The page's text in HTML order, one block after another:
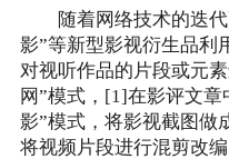
随着网络技术的迭代
影”等新型影视衍生品利
对视听作品的片段或元
网”模式，[1]在影评文
影”模式，将影视截图做
将视频片段进行混剪改